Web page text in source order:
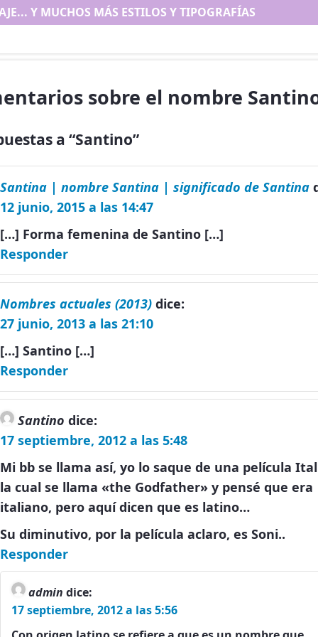
Y MUCHOS MÁS ESTILOS Y TIPOGRAFÍAS
sobre el nombre
a “Santino”
Santina | nombre Santina | significado de Santina
12 junio, 2015 a las 14:47
[…] Forma femenina de Santino […]
Responder
Nombres actuales (2013) dice:
27 junio, 2013 a las 21:10
[…] Santino […]
Responder
Santino dice:
17 septiembre, 2012 a las 5:48
Mi bb se llama así, yo lo saque de una película
la cual se llama «the Godfather» y pensé que era
italiano, pero aquí dicen que es latino…
Su diminutivo, por la película aclaro, es Soni..
Responder
admin dice:
17 septiembre, 2012 a las 5:56